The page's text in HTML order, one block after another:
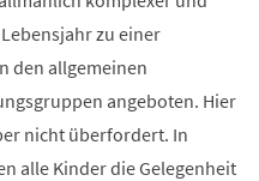
zu einer
den allgemeinen
angeboten. Hier
nicht überfordert. In
alle Kinder die Gelegenheit